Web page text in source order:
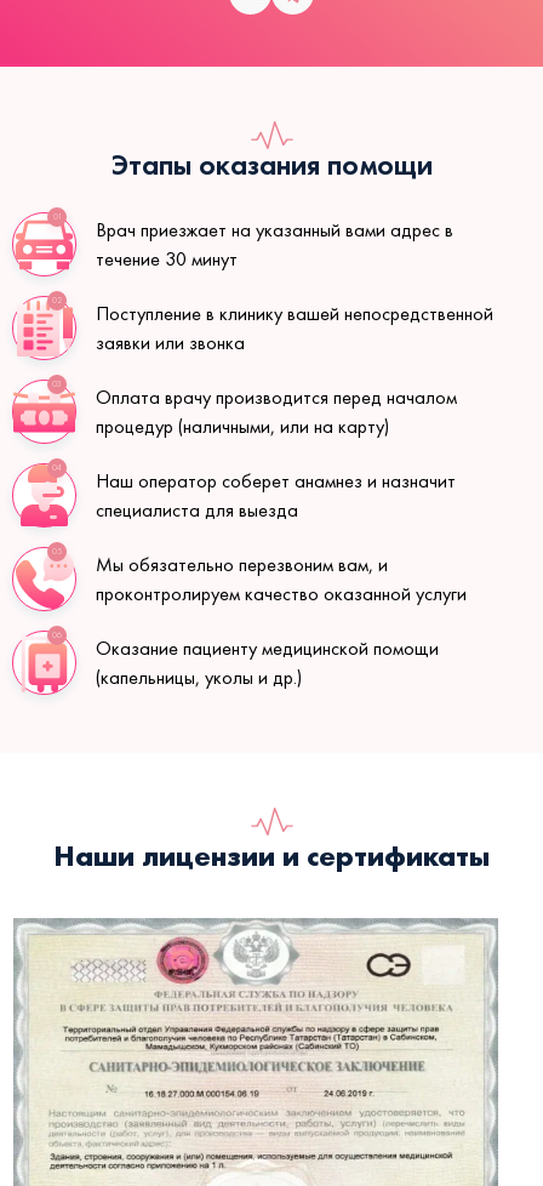
Этапы оказания помощи
01
Врач приезжает на указанный вами адрес в
течение 30 минут
02
Поступление в клинику вашей непосредственной
заявки или звонка
03
Оплата врачу производится перед началом
процедур (наличными, или на карту)
04
Наш оператор соберет анамнез и назначит
специалиста для выезда
05
Мы обязательно перезвоним вам, и
проконтролируем качество оказанной услуги
06
Оказание пациенту медицинской помощи
(капельницы, уколы и др.)
Наши лицензии и сертификаты